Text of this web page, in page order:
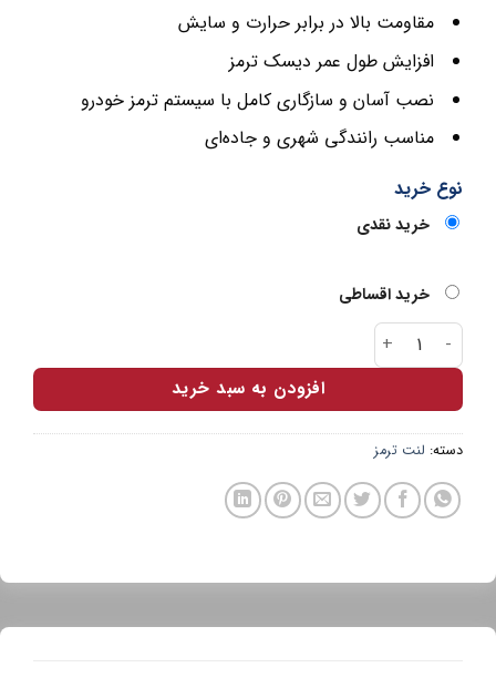
مقاومت بالا در برابر حرارت و سایش
افزایش طول عمر دیسک ترمز
نصب آسان و سازگاری کامل با سیستم ترمز خودرو
مناسب رانندگی شهری و جاده‌ای
نوع خرید
خرید نقدی
خرید اقساطی
جلو سمند خودرو ملی ADOXIN عدد
افزودن به سبد خرید
دسته:لنت ترمز